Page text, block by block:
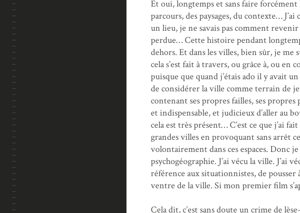
Et oui, longtemps et sans faire
parcours, des paysages, du contexte…
un lieu, je ne savais pas comment
perdue… Cette histoire pendant
dehors. Et dans les villes, bien sûr, je me
cela s’est fait à travers, ou grâce à, ou
puisque que quand j’étais ado il y avait
de considérer la ville comme terrain de
contenant ses propres failles, ses
et indispensable, et judicieux d’aller au
cela est très présent… C’est ce que j’ai
grandes villes en provoquant sans arrêt
volontairement dans ces espaces. Donc
psychogéographie. J’ai vécu la ville. J’ai
référence aux situationnistes, de
ventre de la ville. Si mon premier film
Cela dit, c’est sans doute un crime de